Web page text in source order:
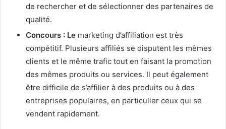
de rechercher et de sélectionner des partenaires de
qualité.
Concours : Le marketing d’affiliation est très
compétitif. Plusieurs affiliés se disputent les mêmes
clients et le même trafic tout en faisant la promotion
des mêmes produits ou services. Il peut également
être difficile de s’affilier à des produits ou à des
entreprises populaires, en particulier ceux qui se
vendent rapidement.